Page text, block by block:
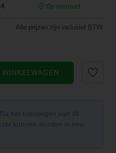
Op voorraad
Alle prijzen zijn inclusief BTW.
WINKELWAGEN
. Na het toevoegen van dit
kunnen worden in een